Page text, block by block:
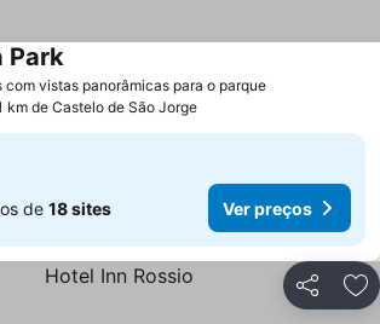
com vistas panorâmicas para o parque
Park
km de Castelo de São Jorge
de 18 sites Ver preços
Partilhar